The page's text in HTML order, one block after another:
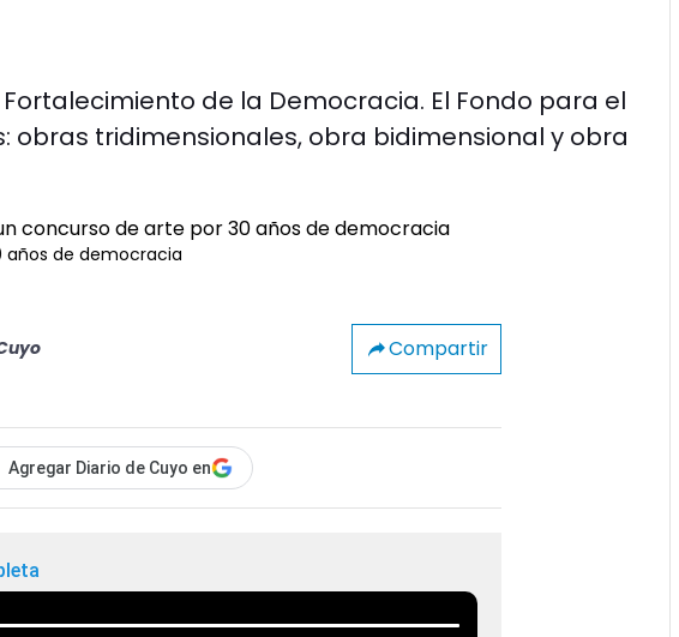
de la Democracia. El Fondo para el
obras tridimensionales, obra bidimensional y obra
años de democracia
Compartir
Agregar Diario de Cuyo en